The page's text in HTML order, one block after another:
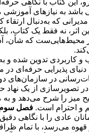
به نیازهای آموزشی
که به‌دنبال
اثر، نه فقط یک کتاب،
محیط‌هایی‌ست که شأن،
و کاربردی تدوین شده و
پذیرایی حرفه‌ای در
در سازمان‌های
تصویرسازی از یک نهاد
میز را شرح می‌دهد و به
و احترام است. فصل
عادی را با نگاهی
می‌رسد، با تمام